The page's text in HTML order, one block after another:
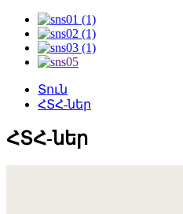
Տուն
ՀՏՀ-ներ
ՀՏՀ-ներ